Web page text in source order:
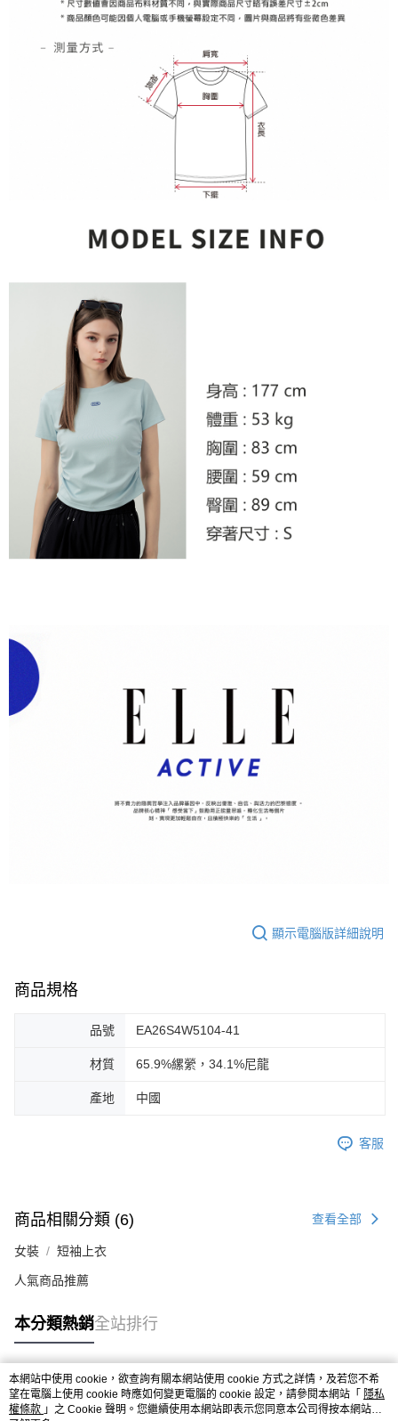
顯示電腦版詳細說明
商品規格
品號 EA26S4W5104-41
材質 65.9%縲縈，34.1%尼龍
產地 中國
客服
商品相關分類 (6) 查看全部
女裝 短袖上衣
人氣商品推薦
本分類熱銷全站排行
熱門標籤
本網站中使用 cookie，欲查詢有關本網站使用 cookie 方式之詳情，及若您不希
望在電腦上使用 cookie 時應如何變更電腦的 cookie 設定，請參閱本網站「 隱私
權條款 」之 Cookie 聲明。您繼續使用本網站即表示您同意本公司得按本網站使